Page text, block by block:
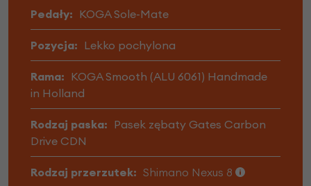
Pedały: KOGA Sole-Mate
Pozycja: Lekko pochylona
Rama: KOGA Smooth (ALU 6061) Handmade
in Holland
Rodzaj paska: Pasek zębaty Gates Carbon
Drive CDN
Rodzaj przerzutek: Shimano Nexus 8